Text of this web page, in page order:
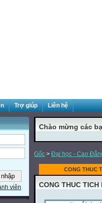
Trợ giúp Liên hệ
viên
Chào mừng các
Gốc > Đại học - Cao
CONG THUC
CONG THUC TICH